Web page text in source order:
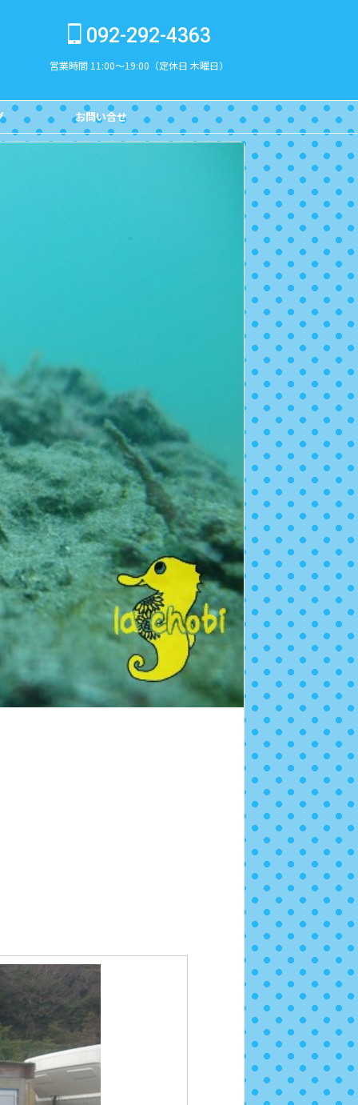
092-292-4363
営業時間 11:00～19:00（定休日 木曜日）
お問い合せ